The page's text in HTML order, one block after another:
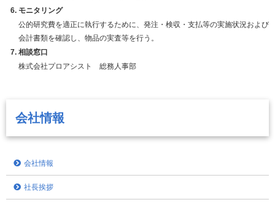
モニタリング
公的研究費を適正に執行するために、発注・検収・支払等の実施状況および
会計書類を確認し、物品の実査等を行う。
相談窓口
株式会社プロアシスト 総務人事部
会社情報
会社情報
社長挨拶